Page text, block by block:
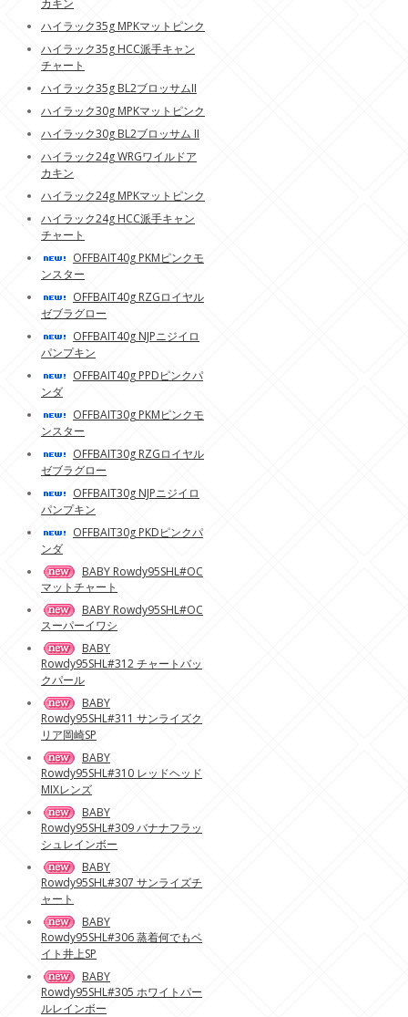
ハイラック35g MPKマットピンク
ハイラック35g HCC派手キャン
チャート
ハイラック35g BL2ブロッサムII
ハイラック30g MPKマットピンク
ハイラック30g BL2ブロッサム II
ハイラック24g WRGワイルドア
カキン
ハイラック24g MPKマットピンク
ハイラック24g HCC派手キャン
チャート
OFFBAIT40g PKMピンクモ
ンスター
OFFBAIT40g RZGロイヤル
ゼブラグロー
OFFBAIT40g NJPニジイロ
パンプキン
OFFBAIT40g PPDピンクパ
ンダ
OFFBAIT30g PKMピンクモ
ンスター
OFFBAIT30g RZGロイヤル
ゼブラグロー
OFFBAIT30g NJPニジイロ
パンプキン
OFFBAIT30g PKDピンクパ
ンダ
BABY Rowdy95SHL#OC
マットチャート
BABY Rowdy95SHL#OC
スーパーイワシ
BABY
Rowdy95SHL#312 チャートバッ
クパール
BABY
Rowdy95SHL#311 サンライズク
リア岡崎SP
BABY
Rowdy95SHL#310 レッドヘッド
MIXレンズ
BABY
Rowdy95SHL#309 バナナフラッ
シュレインボー
BABY
Rowdy95SHL#307 サンライズチ
ャート
BABY
Rowdy95SHL#306 蒸着何でもベ
イト井上SP
BABY
Rowdy95SHL#305 ホワイトパー
ルレインボー